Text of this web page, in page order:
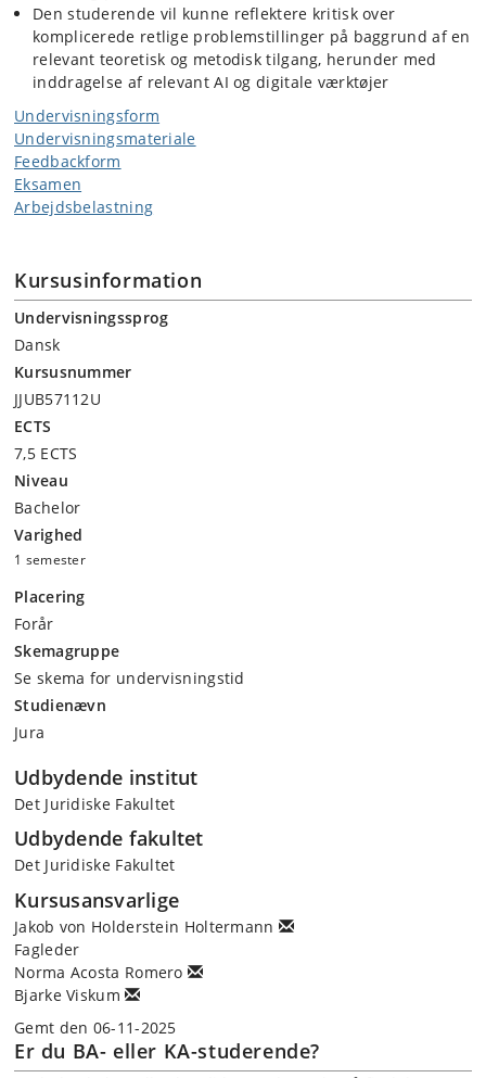
Den studerende vil kunne reflektere kritisk over
komplicerede retlige problemstillinger på baggrund af en
relevant teoretisk og metodisk tilgang, herunder med
inddragelse af relevant AI og digitale værktøjer
Undervisningsform
Undervisningsmateriale
Feedbackform
Eksamen
Arbejdsbelastning
Kursusinformation
Undervisningssprog
Dansk
Kursusnummer
JJUB57112U
ECTS
7,5 ECTS
Niveau
Bachelor
Varighed
1 semester
Placering
Forår
Skemagruppe
Se skema for undervisningstid
Studienævn
Jura
Udbydende institut
Det Juridiske Fakultet
Udbydende fakultet
Det Juridiske Fakultet
Kursusansvarlige
Jakob von Holderstein Holtermann
Fagleder
Norma Acosta Romero
Bjarke Viskum
Gemt den 06-11-2025
Er du BA- eller KA-studerende?